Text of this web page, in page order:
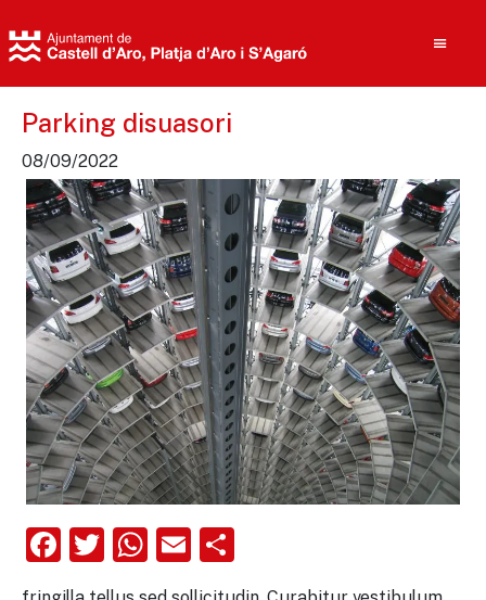
Cerca
Parking disuasori
08/09/2022
Facebook
Twitter
WhatsApp
Email